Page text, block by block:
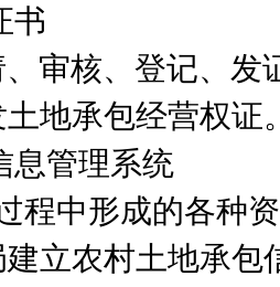
书
审核、登记、发
土地承包经营权证
息管理系统
程中形成的各种
立农村土地承